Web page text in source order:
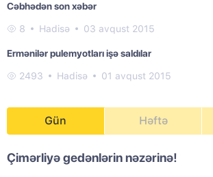
Cəbhədən son xəbər
8 Hadisə 03 avqust 2015
Ermənilər pulemyotları işə saldılar
2493 Hadisə 01 avqust 2015
Gün Həftə
Çimərliyə gedənlərin nəzərinə!